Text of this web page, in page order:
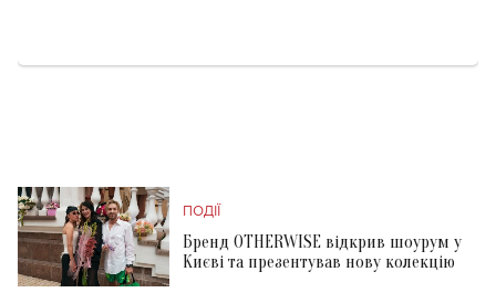
ПОДІЇ
Бренд OTHERWISE відкрив шоурум у
Києві та презентував нову колекцію